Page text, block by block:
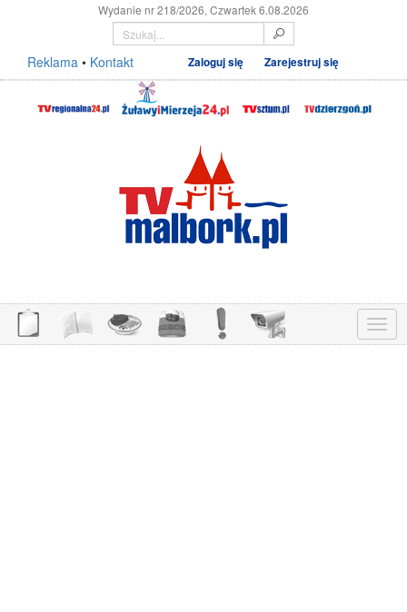
Wydanie nr 218/2026, Czwartek 6.08.2026
Reklama • Kontakt Zaloguj się Zarejestruj się
Menu